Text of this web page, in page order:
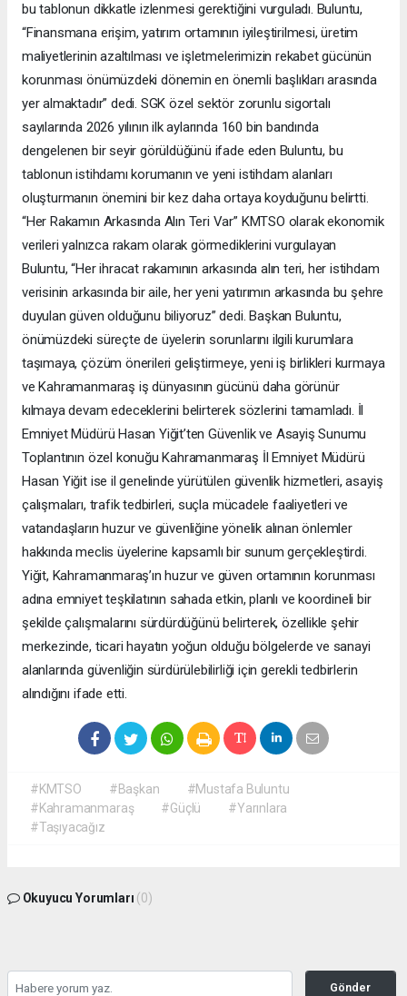
bu tablonun dikkatle izlenmesi gerektiğini vurguladı. Buluntu,
“Finansmana erişim, yatırım ortamının iyileştirilmesi, üretim
maliyetlerinin azaltılması ve işletmelerimizin rekabet gücünün
korunması önümüzdeki dönemin en önemli başlıkları arasında
yer almaktadır” dedi. SGK özel sektör zorunlu sigortalı
sayılarında 2026 yılının ilk aylarında 160 bin bandında
dengelenen bir seyir görüldüğünü ifade eden Buluntu, bu
tablonun istihdamı korumanın ve yeni istihdam alanları
oluşturmanın önemini bir kez daha ortaya koyduğunu belirtti.
“Her Rakamın Arkasında Alın Teri Var” KMTSO olarak ekonomik
verileri yalnızca rakam olarak görmediklerini vurgulayan
Buluntu, “Her ihracat rakamının arkasında alın teri, her istihdam
verisinin arkasında bir aile, her yeni yatırımın arkasında bu şehre
duyulan güven olduğunu biliyoruz” dedi. Başkan Buluntu,
önümüzdeki süreçte de üyelerin sorunlarını ilgili kurumlara
taşımaya, çözüm önerileri geliştirmeye, yeni iş birlikleri kurmaya
ve Kahramanmaraş iş dünyasının gücünü daha görünür
kılmaya devam edeceklerini belirterek sözlerini tamamladı. İl
Emniyet Müdürü Hasan Yiğit’ten Güvenlik ve Asayiş Sunumu
Toplantının özel konuğu Kahramanmaraş İl Emniyet Müdürü
Hasan Yiğit ise il genelinde yürütülen güvenlik hizmetleri, asayiş
çalışmaları, trafik tedbirleri, suçla mücadele faaliyetleri ve
vatandaşların huzur ve güvenliğine yönelik alınan önlemler
hakkında meclis üyelerine kapsamlı bir sunum gerçekleştirdi.
Yiğit, Kahramanmaraş’ın huzur ve güven ortamının korunması
adına emniyet teşkilatının sahada etkin, planlı ve koordineli bir
şekilde çalışmalarını sürdürdüğünü belirterek, özellikle şehir
merkezinde, ticari hayatın yoğun olduğu bölgelerde ve sanayi
alanlarında güvenliğin sürdürülebilirliği için gerekli tedbirlerin
alındığını ifade etti.
#KMTSO #Başkan
#Mustafa Buluntu
#Kahramanmaraş
#Güçlü
#Yarınlara
#Taşıyacağız
Okuyucu Yorumları (0)
Gönder